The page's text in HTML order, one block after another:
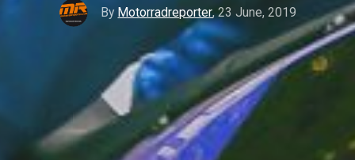
By Motorradreporter,23 June, 2019